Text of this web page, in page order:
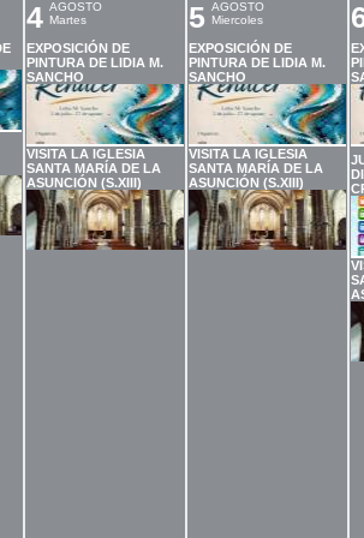
4 AGOSTO
Martes
EXPOSICIÓN DE
PINTURA DE LIDIA M.
SANCHO
VISITA LA IGLESIA
SANTA MARÍA DE LA
ASUNCIÓN (S.XIII)
5 AGOSTO
Miercoles
EXPOSICIÓN DE
PINTURA DE LIDIA M.
SANCHO
VISITA LA IGLESIA
SANTA MARÍA DE LA
ASUNCIÓN (S.XIII)